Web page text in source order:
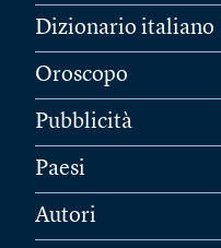
Dizionario italiano
Oroscopo
Pubblicità
Paesi
Autori